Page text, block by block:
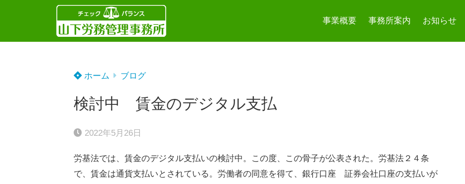
事業概要 事務所案内 お知らせ
ホーム ブログ
検討中 賃金のデジタル支払
2022年5月26日
労基法では、賃金のデジタル支払いの検討中。この度、この骨子が公表された。労基法２４条
で、賃金は通貨支払いとされている。労働者の同意を得て、銀行口座 証券会社口座の支払いが